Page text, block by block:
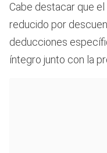
Cabe destacar que
reducido por
deducciones
íntegro junto con la